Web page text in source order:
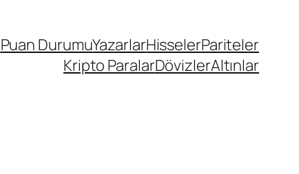
Puan DurumuYazarlarHisselerPariteler
Kripto ParalarDövizlerAltınlar